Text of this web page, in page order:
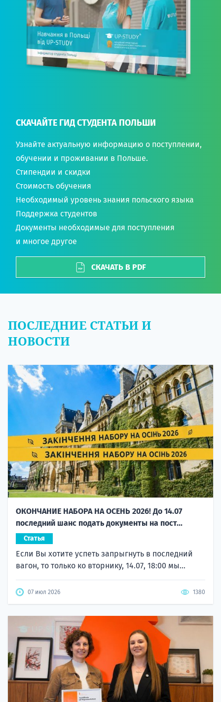
СКАЧАЙТЕ ГИД СТУДЕНТА ПОЛЬШИ
Узнайте актуальную информацию о поступлении,
обучении и проживании в Польше.
Стипендии и скидки
Стоимость обучения
Необходимый уровень знания польского языка
Поддержка студентов
Документы необходимые для поступления
и многое другое
СКАЧАТЬ В PDF
ПОСЛЕДНИЕ СТАТЬИ И
НОВОСТИ
ОКОНЧАНИЕ НАБОРА НА ОСЕНЬ 2026! До 14.07
последний шанс подать документы на пост...
Статья
Если Вы хотите успеть запрыгнуть в последний
вагон, то только ко вторнику, 14.07, 18:00 мы...
07 июл 2026 1380